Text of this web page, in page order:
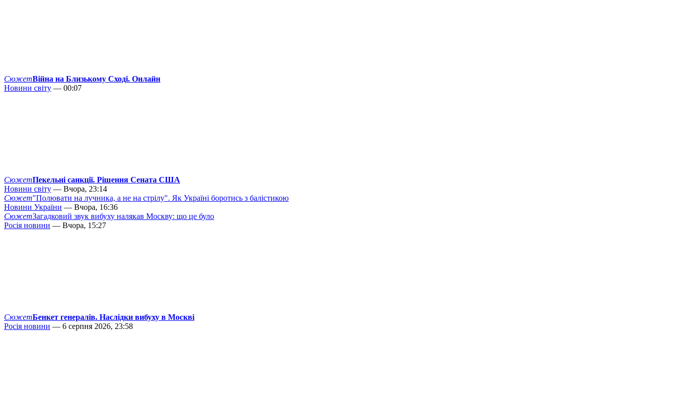
СюжетВійна на Близькому Сході. Онлайн
Новини світу — 00:07
СюжетПекельні санкції. Рішення Сената США
Новини світу — Вчора, 23:14
Сюжет"Полювати на лучника, а не на стрілу". Як Україні боротись з балістикою
Новини України — Вчора, 16:36
СюжетЗагадковий звук вибуху налякав Москву: що це було
Росія новини — Вчора, 15:27
СюжетБенкет генералів. Наслідки вибуху в Москві
Росія новини — 6 серпня 2026, 23:58